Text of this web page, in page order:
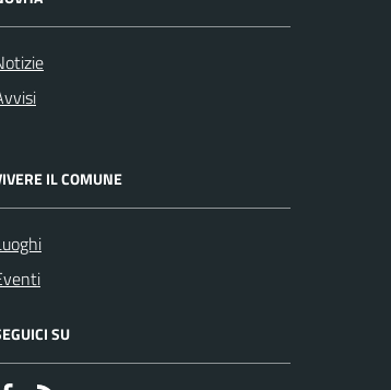
IL COMUNE
SU